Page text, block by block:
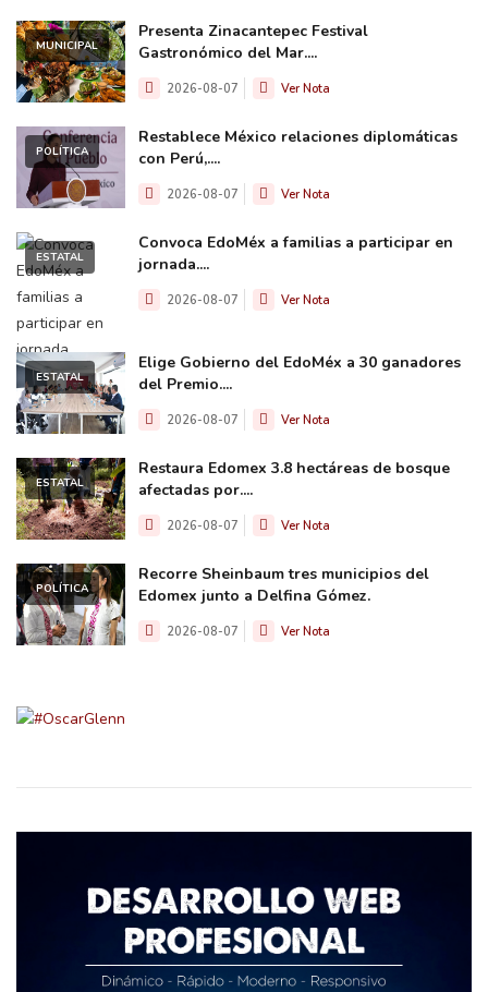
MUNICIPAL
Presenta Zinacantepec Festival
Gastronómico del Mar....
2026-08-07 Ver Nota
POLÍTICA
Restablece México relaciones diplomáticas
con Perú,....
2026-08-07 Ver Nota
ESTATAL
Convoca EdoMéx a familias a participar en
jornada....
2026-08-07 Ver Nota
ESTATAL
Elige Gobierno del EdoMéx a 30 ganadores
del Premio....
2026-08-07 Ver Nota
ESTATAL
Restaura Edomex 3.8 hectáreas de bosque
afectadas por....
2026-08-07 Ver Nota
POLÍTICA
Recorre Sheinbaum tres municipios del
Edomex junto a Delfina Gómez.
2026-08-07 Ver Nota